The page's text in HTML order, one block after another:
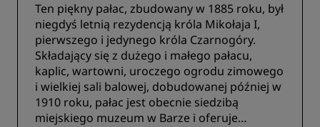
Ten piękny pałac, zbudowany w 1885 roku, był
niegdyś letnią rezydencją króla Mikołaja I,
pierwszego i jedynego króla Czarnogóry.
Składający się z dużego i małego pałacu,
kaplic, wartowni, uroczego ogrodu zimowego
i wielkiej sali balowej, dobudowanej później w
1910 roku, pałac jest obecnie siedzibą
miejskiego muzeum w Barze i oferuje